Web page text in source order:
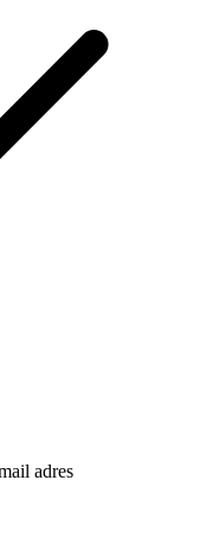
adres